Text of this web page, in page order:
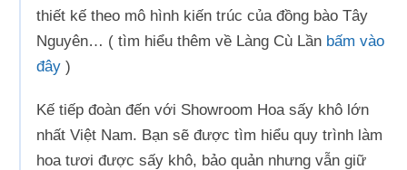
thiết kế theo mô hình kiến trúc của đồng bào Tây
Nguyên… ( tìm hiểu thêm về Làng Cù Lần bấm vào
đây )
Kế tiếp đoàn đến với Showroom Hoa sấy khô lớn
nhất Việt Nam. Bạn sẽ được tìm hiểu quy trình làm
hoa tươi được sấy khô, bảo quản nhưng vẫn giữ